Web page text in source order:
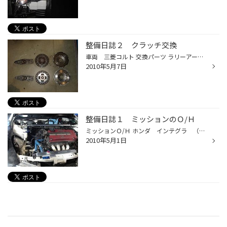
整備日誌２ クラッチ交換
車両 三菱コルト 交換パーツ ラリーアート強化クラッチカバー 純正クラッチディスク 純正レリーズベアリング 写真1枚目の上のパーツが交換前、下が交換する強化品なんですが、見た目では分かりづらいですね。 残念ながらラリーアートからは、強化品はカバーしか出ていないので、とりあえず 上記パ...
2010年5月7日
整備日誌１ ミッションのＯ/Ｈ
ミッションＯ/Ｈ ホンダ インテグラ （ＤＣ２） ＡＴＳの３・４・５速クロスギアの組み込みの+シンクロナイザ+フロントデフの交換作業を しました。 お客様からＦＵＪＩでいい感じで走れるようになったとの感想を頂きました。
2010年5月1日